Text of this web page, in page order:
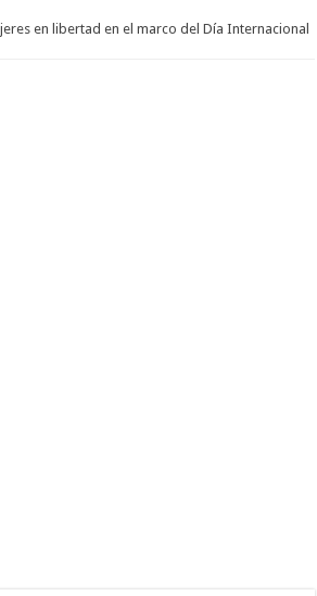
en libertad en el marco del Día Internacional